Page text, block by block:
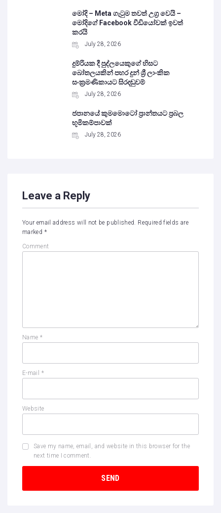
මෝදි – Meta ගැටුම තවත් උග්‍ර වෙයි –
මෝදිගේ Facebook වීඩියෝවක් ඉවත්
කරයි
July 28, 2026
දුම්රියක දී පුද්ලයෙකුගේ හිසට
බෝතලයකින් පහර දුන් ශ්‍රී ලාංකික
සංක්‍රමණිකායට සිරදඬුවම්
July 28, 2026
ජපානයේ කුමමොටෝ ප්‍රාන්තයට ප්‍රබල
භූමිකම්පාවක්
July 28, 2026
Leave a Reply
Your email address will not be published. Required fields are
marked *
Comment
Name *
E-mail *
Website
Save my name, email, and website in this browser for the
next time I comment.